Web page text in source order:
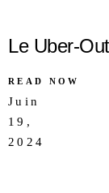
Le Uber-
READ NOW
Juin
19,
2024